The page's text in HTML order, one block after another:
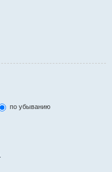
по убыванию